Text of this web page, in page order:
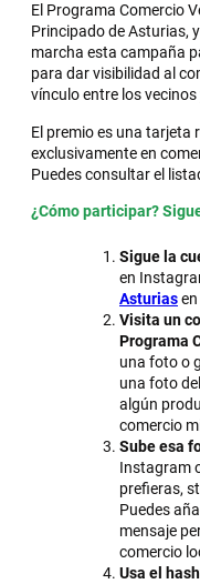
El Programa Comercio
Principado de Asturias,
marcha esta campaña
para dar visibilidad al
vínculo entre los
El premio es una tarjeta
exclusivamente en
Puedes consultar el
¿Cómo participar?
Sigue la
en
Asturias
Visita un
Programa
una foto o
una foto
algún
comercio
Sube esa
Instagram
prefieras,
Puedes
mensaje
comercio
Usa el